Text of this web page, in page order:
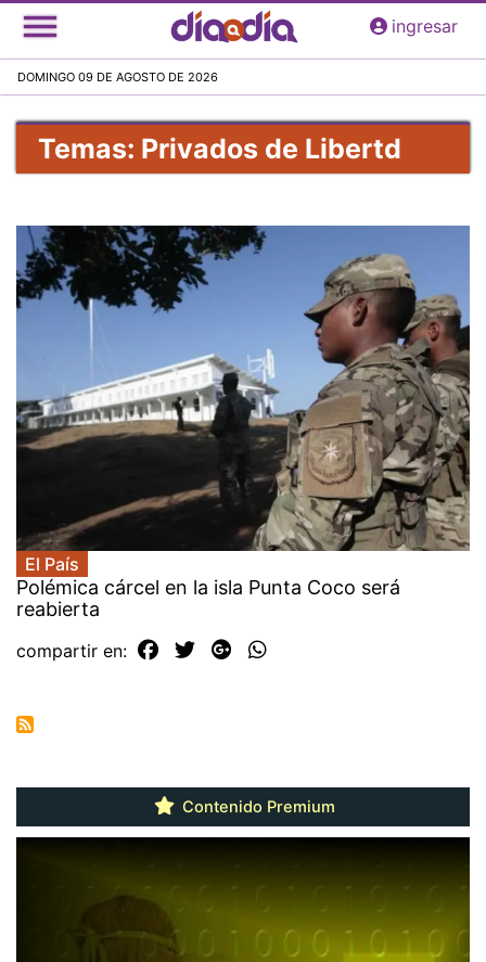
Pasar
al
principal
ingresar
DOMINGO 09 DE AGOSTO DE 2026
Temas: Privados de Libertd
El País
Polémica cárcel en la isla Punta Coco será
reabierta
compartir en:
Contenido Premium